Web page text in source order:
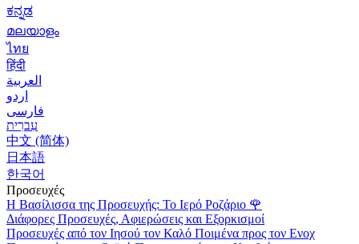
ಕನ್ನಡ
മലയാളം
ไทย
हिंदी
العربية
اردو
فارسی
עִברִית
中文 (简体)
日本語
한국어
Προσευχές
Η Βασίλισσα της Προσευχής: Το Ιερό Ροζάριο 🌹
Διάφορες Προσευχές, Αφιερώσεις και Εξορκισμοί
Προσευχές από τον Ιησού τον Καλό Ποιμένα προς τον Ενοχ